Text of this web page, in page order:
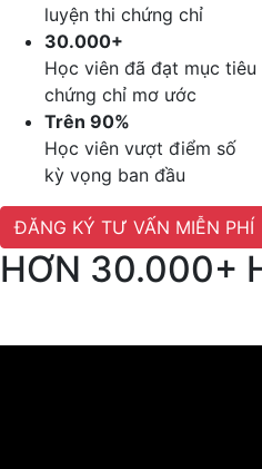
luyện thi chứng chỉ
30.000+
Học viên đã đạt mục tiêu
chứng chỉ mơ ước
Trên 90%
Học viên vượt điểm số
kỳ vọng ban đầu
ĐĂNG KÝ TƯ VẤN MIỄN PHÍ
HƠN 30.000+